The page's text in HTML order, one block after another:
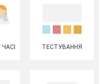
ТЕСТУВАННЯ